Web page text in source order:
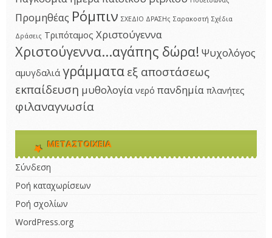
Προμηθέας Ρόμπιν ΣΧΕΔΙΟ ΔΡΑΣΗς Σαρακοστή Σχέδια
Δράσεις Τριπόταμος Χριστούγεννα
Χριστούγεννα...αγάπης δώρα! Ψυχολόγος
αμυγδαλιά γράμματα εξ αποστάσεως
εκπαίδευση μυθολογία νερό πανδημία πλανήτες
φιλαναγνωσία
ΜΕΤΑΣΤΟΙΧΕΊΑ
Σύνδεση
Ροή καταχωρίσεων
Ροή σχολίων
WordPress.org